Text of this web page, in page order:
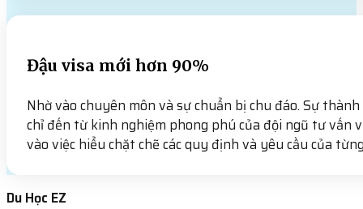
Đậu visa mới hơn 90%
Nhờ vào chuyên môn và sự chuẩn bị chu đáo. Sự
chỉ đến từ kinh nghiệm phong phú của đội ngũ tư vấn
vào việc hiểu chặt chẽ các quy định và yêu cầu của
Du Học EZ